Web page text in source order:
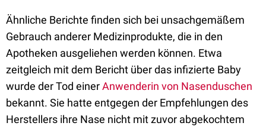
Ähnliche Berichte finden sich bei unsachgemäßem
Gebrauch anderer Medizinprodukte, die in den
Apotheken ausgeliehen werden können. Etwa
zeitgleich mit dem Bericht über das infizierte Baby
wurde der Tod einerAnwenderin von Nasenduschen
bekannt. Sie hatte entgegen der Empfehlungen des
Herstellers ihre Nase nicht mit zuvor abgekochtem